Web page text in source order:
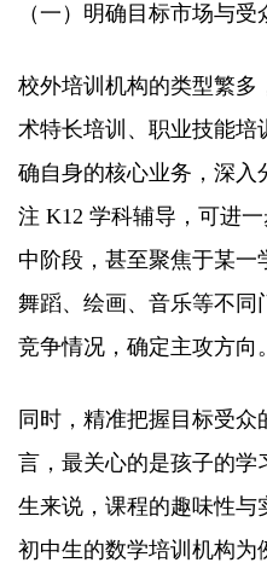
（一）明确目标市场与受
校外培训机构的类型繁多
术特长培训、职业技能培
确自身的核心业务，深入
注 K12 学科辅导，可进
中阶段，甚至聚焦于某
舞蹈、绘画、音乐等不同
竞争情况，确定主攻方向。​
同时，精准把握目标受
言，最关心的是孩子的学
生来说，课程的趣味性与
初中生的数学培训机构为